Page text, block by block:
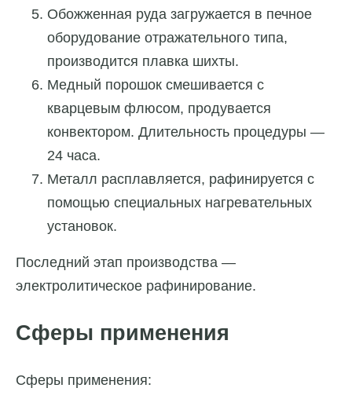
Обожженная руда загружается в печное
оборудование отражательного типа,
производится плавка шихты.
Медный порошок смешивается с
кварцевым флюсом, продувается
конвектором. Длительность процедуры —
24 часа.
Металл расплавляется, рафинируется с
помощью специальных нагревательных
установок.
Последний этап производства —
электролитическое рафинирование.
Сферы применения
Сферы применения: